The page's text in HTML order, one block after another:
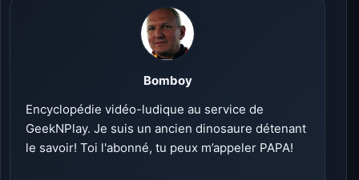
Bomboy
Encyclopédie vidéo-ludique au service de
GeekNPlay. Je suis un ancien dinosaure détenant
le savoir! Toi l'abonné, tu peux m’appeler PAPA!